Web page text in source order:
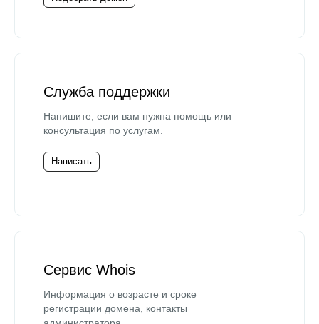
Служба поддержки
Напишите, если вам нужна помощь или
консультация по услугам.
Написать
Сервис Whois
Информация о возрасте и сроке
регистрации домена, контакты